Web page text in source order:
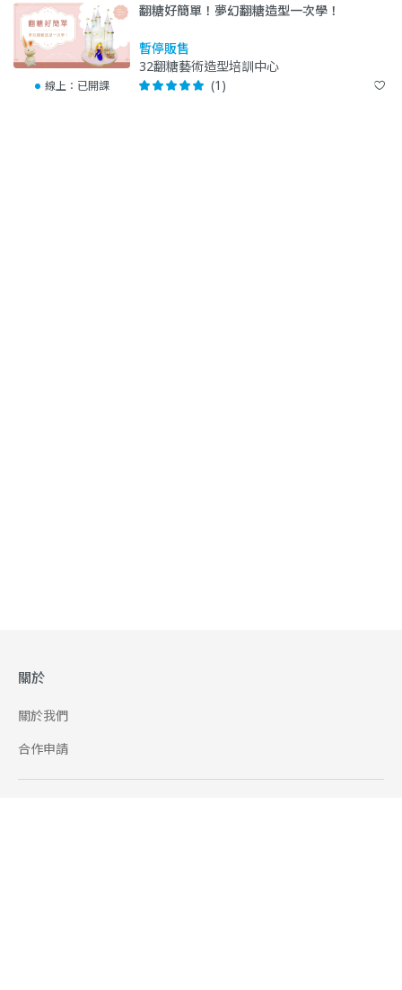
線上： 已開課
翻糖好簡單！夢幻翻糖造型一次學！
暫停販售
32翻糖藝術造型培訓中心
(1)
關於
關於我們
合作申請